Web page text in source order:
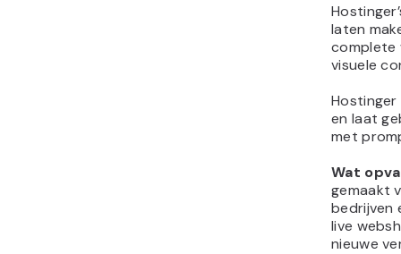
laten
complete
visuele
en laat
met
Wat
gemaakt
bedrijven
live
nieuwe